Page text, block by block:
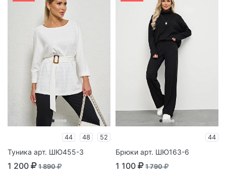
44 48 52
Туника арт. ШЮ455-3
1 200 1 890
44
Брюки арт. ШЮ163-6
1 100 1 790